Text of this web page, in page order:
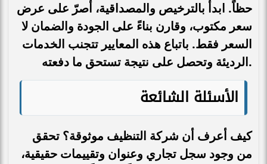
حظاً. ابدأ بالترخيص والمصداقية، أصرّ على عرض
سعر مكتوب، وقارن بناءً على الجودة والضمان لا
السعر فقط. باتباع هذه المعايير تتجنب الخدمات
الرديئة وتحصل على نتيجة تستحق ما دفعته.
الأسئلة الشائعة
كيف أعرف أن شركة التنظيف موثوقة؟ تحقق
من وجود سجل تجاري وعنوان وتقييمات حقيقية،